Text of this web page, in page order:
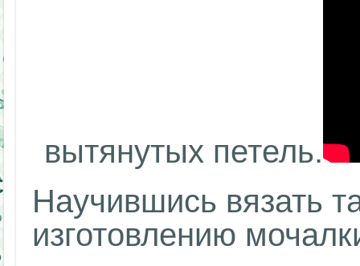
вытянутых петель.
Научившись вязать
изготовлению